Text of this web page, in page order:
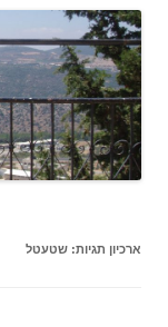
ארכיון תגיות: שטעטל